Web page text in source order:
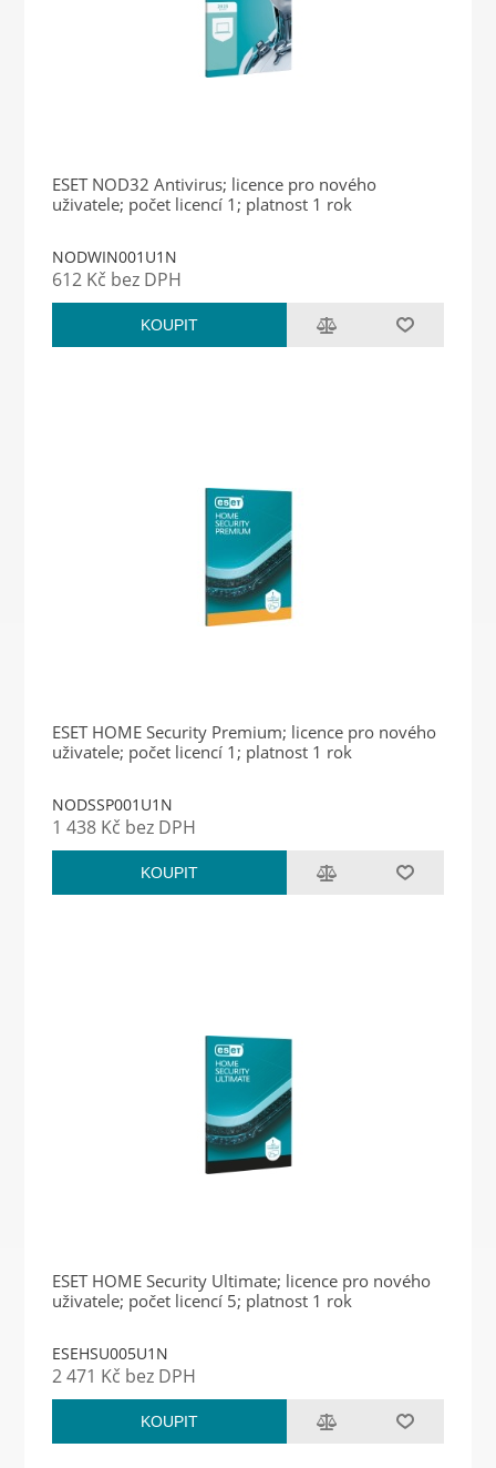
ESET NOD32 Antivirus; licence pro nového
uživatele; počet licencí 1; platnost 1 rok
NODWIN001U1N
612 Kč bez DPH
KOUPIT
ESET HOME Security Premium; licence pro nového
uživatele; počet licencí 1; platnost 1 rok
NODSSP001U1N
1 438 Kč bez DPH
KOUPIT
ESET HOME Security Ultimate; licence pro nového
uživatele; počet licencí 5; platnost 1 rok
ESEHSU005U1N
2 471 Kč bez DPH
KOUPIT